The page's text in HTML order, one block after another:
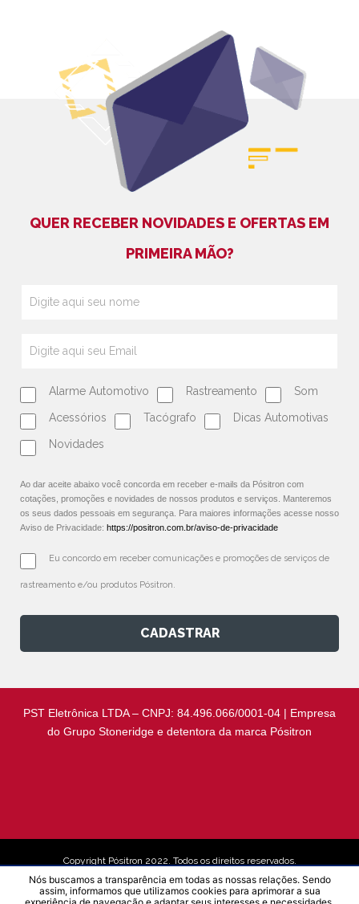
QUER RECEBER NOVIDADES E OFERTAS EM
PRIMEIRA MÃO?
Alarme Automotivo Rastreamento Som
Acessórios Tacógrafo Dicas Automotivas
Novidades
Ao dar aceite abaixo você concorda em receber e-mails da Pósitron com
cotações, promoções e novidades de nossos produtos e serviços. Manteremos
os seus dados pessoais em segurança. Para maiores informações acesse nosso
Aviso de Privacidade: https://positron.com.br/aviso-de-privacidade
Eu concordo em receber comunicações e promoções de serviços de
rastreamento e/ou produtos Pósitron.
CADASTRAR
PST Eletrônica LTDA – CNPJ: 84.496.066/0001-04 | Empresa
do Grupo Stoneridge e detentora da marca Pósitron
Copyright Pósitron 2022. Todos os direitos reservados.
Nós buscamos a transparência em todas as nossas relações. Sendo
assim, informamos que utilizamos cookies para aprimorar a sua